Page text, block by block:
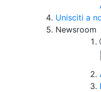
Unisciti a
Newsroom